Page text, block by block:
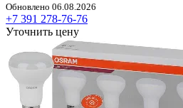
Обновлено 06.08.2026
+7 391 278-76-76
Уточнить цену